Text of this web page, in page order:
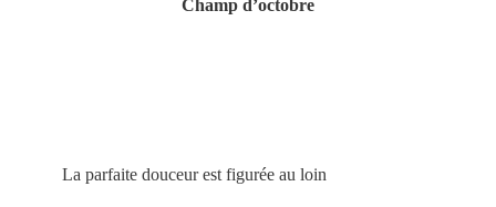
Champ d’octobre
La parfaite douceur est figurée au loin